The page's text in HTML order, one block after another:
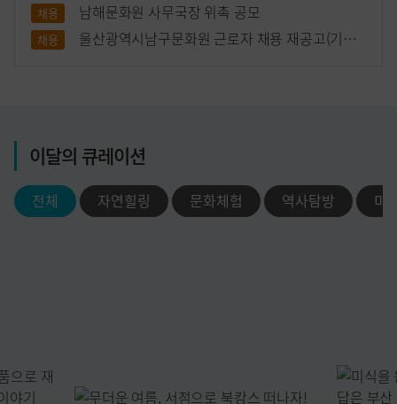
채용 남해문화원 사무국장 위촉 공모
채용
울산광역시남구문화원 근로자 채용 재공고(기간
이달의 큐레이션
전체 자연힐링 문화체험 역사탐방 미